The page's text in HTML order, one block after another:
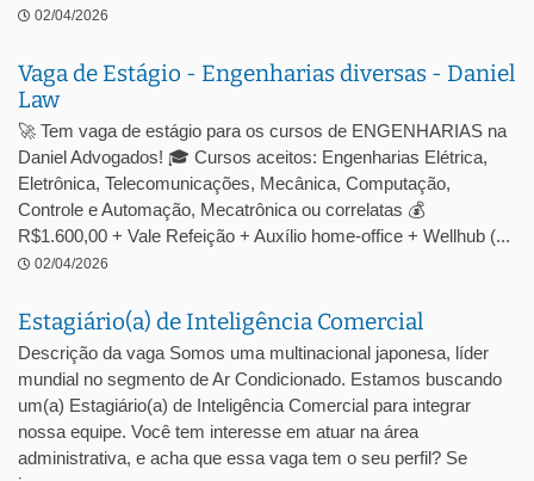
02/04/2026
Vaga de Estágio - Engenharias diversas - Daniel
Law
🚀 Tem vaga de estágio para os cursos de ENGENHARIAS na
Daniel Advogados! 🎓 Cursos aceitos: Engenharias Elétrica,
Eletrônica, Telecomunicações, Mecânica, Computação,
Controle e Automação, Mecatrônica ou correlatas 💰
R$1.600,00 + Vale Refeição + Auxílio home-office + Wellhub (...
02/04/2026
Estagiário(a) de Inteligência Comercial
Descrição da vaga Somos uma multinacional japonesa, líder
mundial no segmento de Ar Condicionado. Estamos buscando
um(a) Estagiário(a) de Inteligência Comercial para integrar
nossa equipe. Você tem interesse em atuar na área
administrativa, e acha que essa vaga tem o seu perfil? Se